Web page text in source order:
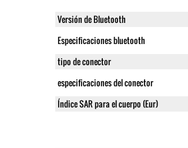
Versión de Bluetooth
Especificaciones bluetooth
tipo de conector
especificaciones del conector
Índice SAR para el cuerpo (Eur)